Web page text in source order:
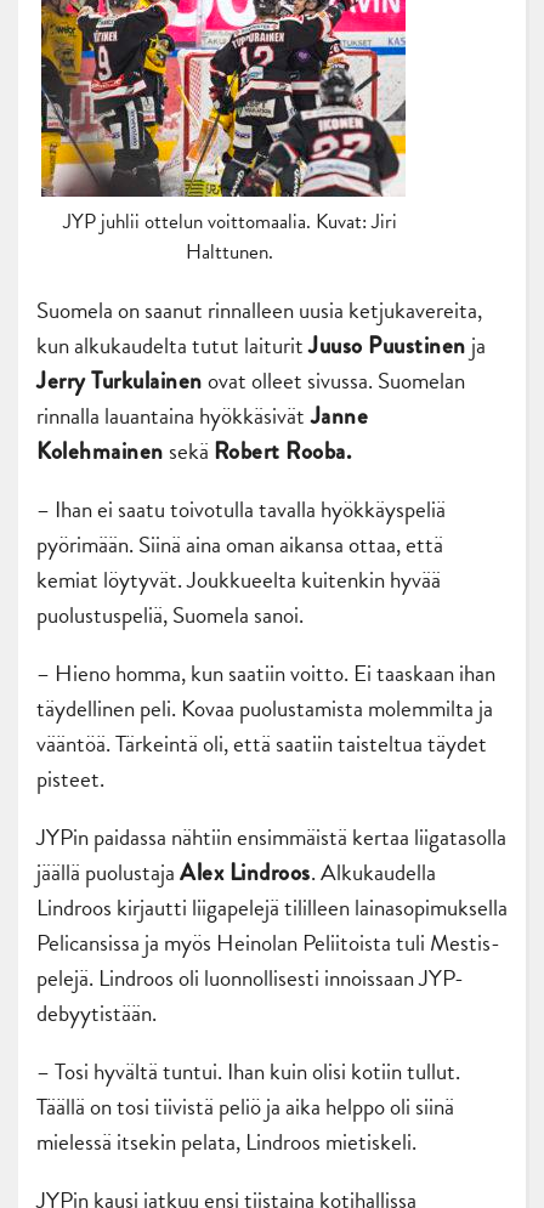
JYP juhlii ottelun voittomaalia. Kuvat: Jiri
Halttunen.
Suomela on saanut rinnalleen uusia ketjukavereita,
kun alkukaudelta tutut laituritJuuso Puustinen ja
Jerry Turkulainenovat olleet sivussa. Suomelan
rinnalla lauantaina hyökkäsivätJanne
Kolehmainen sekä Robert Rooba.
– Ihan ei saatu toivotulla tavalla hyökkäyspeliä
pyörimään. Siinä aina oman aikansa ottaa, että
kemiat löytyvät. Joukkueelta kuitenkin hyvää
puolustuspeliä, Suomela sanoi.
– Hieno homma, kun saatiin voitto. Ei taaskaan ihan
täydellinen peli. Kovaa puolustamista molemmilta ja
vääntöä. Tärkeintä oli, että saatiin taisteltua täydet
pisteet.
JYPin paidassa nähtiin ensimmäistä kertaa liigatasolla
jäällä puolustajaAlex Lindroos. Alkukaudella
Lindroos kirjautti liigapelejä tililleen lainasopimuksella
Pelicansissa ja myös Heinolan Peliitoista tuli Mestis-
pelejä. Lindroos oli luonnollisesti innoissaan JYP-
debyytistään.
– Tosi hyvältä tuntui. Ihan kuin olisi kotiin tullut.
Täällä on tosi tiivistä peliö ja aika helppo oli siinä
mielessä itsekin pelata, Lindroos mietiskeli.
JYPin kausi jatkuu ensi tiistaina kotihallissa